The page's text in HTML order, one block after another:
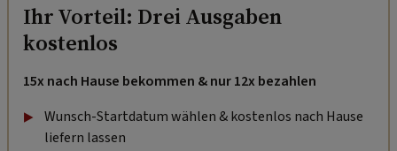
Ihr Vorteil: Drei Ausgaben
kostenlos
15x nach Hause bekommen & nur 12x bezahlen
Wunsch-Startdatum wählen & kostenlos nach Hause
liefern lassen